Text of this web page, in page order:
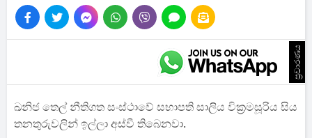
ප්‍රචාරණය
ඛනිජ තෙල් නීතිගත සංස්ථාවේ සභාපති සාලිය වික්‍රමසූරිය සිය
තනතුරුවලින් ඉල්ලා අස්වී තිබෙනවා.